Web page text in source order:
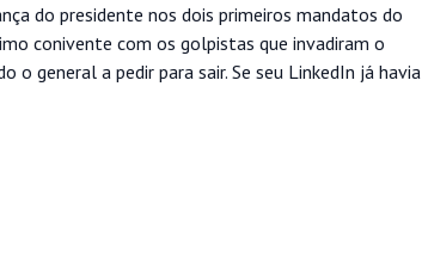
do presidente nos dois primeiros mandatos do
conivente com os golpistas que invadiram o
general a pedir para sair. Se seu LinkedIn já havia